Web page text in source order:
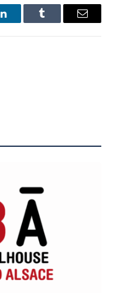
LinkedInTumblr Email